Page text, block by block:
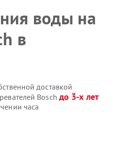
воды на
в
доставкой
Bosch до 3-х лет
часа